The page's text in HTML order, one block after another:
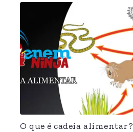
O que é cadeia alimentar?